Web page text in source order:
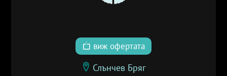
виж офертата
Слънчев Бряг